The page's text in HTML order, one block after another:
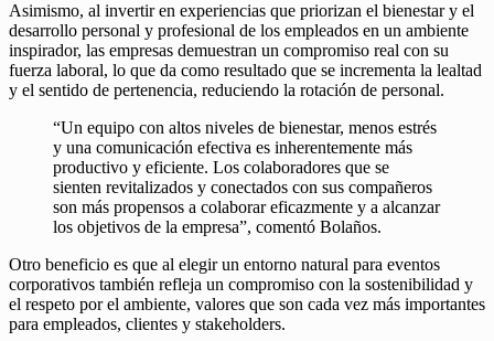
Asimismo, al invertir en experiencias que priorizan el bienestar y el
desarrollo personal y profesional de los empleados en un ambiente
inspirador, las empresas demuestran un compromiso real con su
fuerza laboral, lo que da como resultado que se incrementa la lealtad
y el sentido de pertenencia, reduciendo la rotación de personal.
“Un equipo con altos niveles de bienestar, menos estrés
y una comunicación efectiva es inherentemente más
productivo y eficiente. Los colaboradores que se
sienten revitalizados y conectados con sus compañeros
son más propensos a colaborar eficazmente y a alcanzar
los objetivos de la empresa”, comentó Bolaños.
Otro beneficio es que al elegir un entorno natural para eventos
corporativos también refleja un compromiso con la sostenibilidad y
el respeto por el ambiente, valores que son cada vez más importantes
para empleados, clientes y stakeholders.